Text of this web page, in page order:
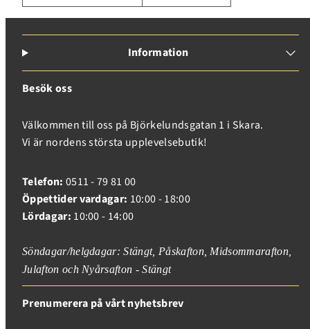
Information
Besök oss
Välkommen till oss på Björkelundsgatan 1 i Skara.
Vi är nordens största upplevelsebutik!
Telefon: 0511 - 79 81 00
Öppettider vardagar: 10:00 - 18:00
Lördagar: 10:00 - 14:00
Söndagar/helgdagar: Stängt, Påskafton, Midsommarafton,
Julafton och Nyårsafton - Stängt
Prenumerera på vårt nyhetsbrev